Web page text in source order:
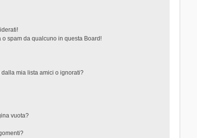
spam da qualcuno in questa Board!
mia lista amici o ignorati?
vuota?